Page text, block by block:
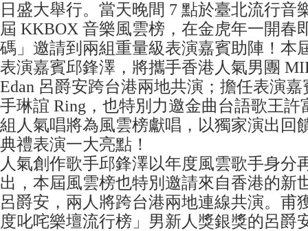
日盛大舉行。當天晚間 7 點於臺北流行音
屆 KKBOX 音樂風雲榜，在金虎年一開春
碼」邀請到兩組重量級表演嘉賓助陣！本
表演嘉賓邱鋒澤，將攜手香港人氣男團
Edan 呂爵安跨台港兩地共演；擔任表演
手琳誼 Ring，也特別力邀金曲台語歌王許
組人氣唱將為風雲榜獻唱，以獨家演出回
典禮表演一大亮點！
人氣創作歌手邱鋒澤以年度風雲歌手身分
出，本屆風雲榜也特別邀請來自香港的新
呂爵安，兩人將跨台港兩地連線共演。甫
度叱咤樂壇流行榜」男新人獎銀獎的呂爵